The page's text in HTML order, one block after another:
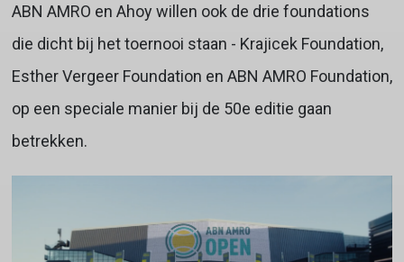
ABN AMRO en Ahoy willen ook de drie foundations
die dicht bij het toernooi staan - Krajicek Foundation,
Esther Vergeer Foundation en ABN AMRO Foundation,
op een speciale manier bij de 50e editie gaan
betrekken.